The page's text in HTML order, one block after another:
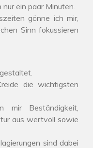
ein paar Minuten.
gönne ich mir,
Sinn fokussieren
die wichtigsten
mir Beständigkeit,
aus wertvoll sowie
sind dabei